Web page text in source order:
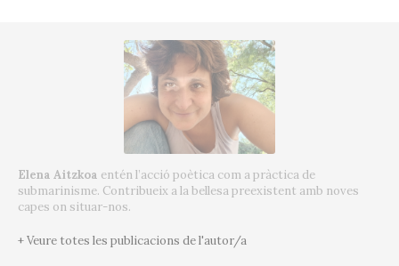
Elena Aitzkoa entén l’acció poètica com a pràctica de
submarinisme. Contribueix a la bellesa preexistent amb noves
capes on situar-nos.
+ Veure totes les publicacions de l'autor/a